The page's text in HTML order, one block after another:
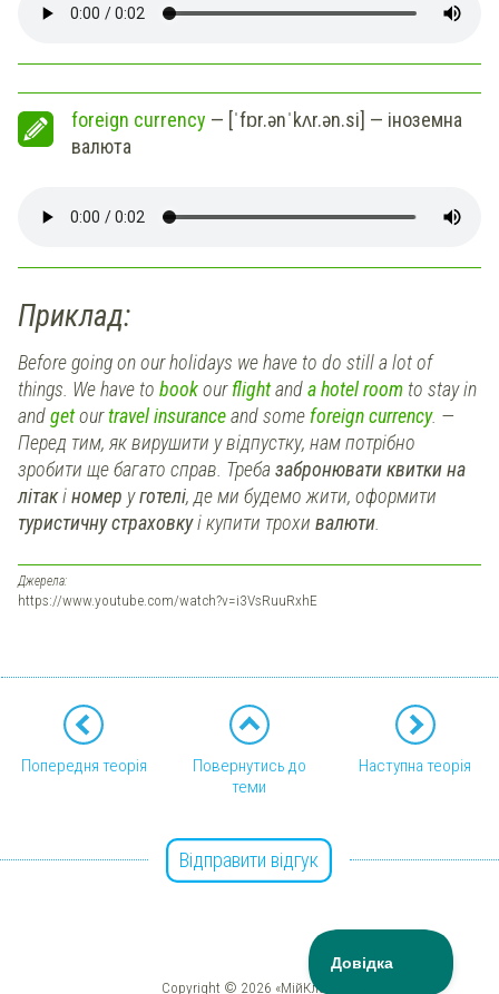
foreign currency — [ˈfɒr.ənˈkʌr.ən.si] — іноземна
валюта
Приклад:
Before going on our holidays we have to do still a lot of
things. We have to bookourflightanda hotel room to stay in
andgetourtravel insuranceand some foreign currency. —
Перед тим, як вирушити у відпустку, нам потрібно
зробити ще багато справ. Требазабронювати квитки на
літакіномер уготелі, де ми будемо жити, оформити
туристичну страховкуі купити трохи валюти
Джерела:
https://www.youtube.com/watch?v=i3VsRuuRxhE
Попередня теорія
Повернутись до
теми
Наступна теорія
Відправити відгук
Copyright © 2026 «МійКлас»